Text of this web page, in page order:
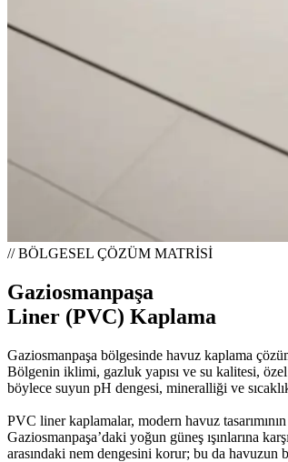
// BÖLGESEL ÇÖZÜM MATRİSİ
Gaziosmanpaşa
Liner (PVC) Kaplama
Gaziosmanpaşa bölgesinde havuz kaplama
Bölgenin iklimi, gazluk yapısı ve su kalitesi,
böylece suyun pH dengesi, mineralliği ve
PVC liner kaplamalar, modern havuz
Gaziosmanpaşa’daki yoğun güneş ışınlarına
arasındaki nem dengesini korur; bu da havuzun